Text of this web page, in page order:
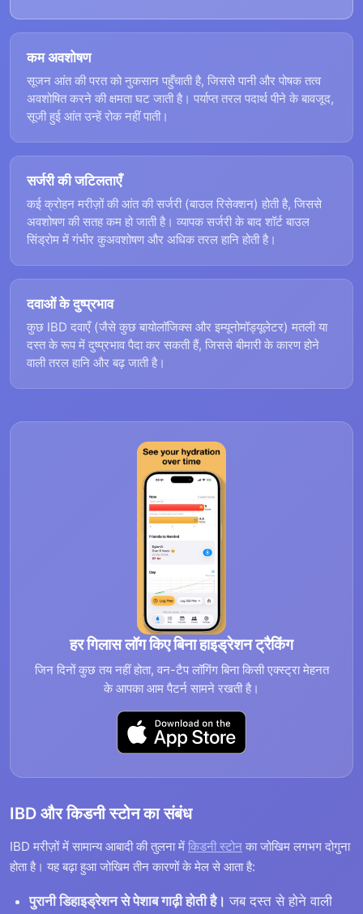
कम अवशोषण
सूजन आंत की परत को नुकसान पहुँचाती है, जिससे पानी और पोषक तत्व
अवशोषित करने की क्षमता घट जाती है। पर्याप्त तरल पदार्थ पीने के बावजूद,
सूजी हुई आंत उन्हें रोक नहीं पाती।
सर्जरी की जटिलताएँ
कई क्रोहन मरीज़ों की आंत की सर्जरी (बाउल रिसेक्शन) होती है, जिससे
अवशोषण की सतह कम हो जाती है। व्यापक सर्जरी के बाद शॉर्ट बाउल
सिंड्रोम में गंभीर कुअवशोषण और अधिक तरल हानि होती है।
दवाओं के दुष्प्रभाव
कुछ IBD दवाएँ (जैसे कुछ बायोलॉजिक्स और इम्यूनोमॉड्यूलेटर) मतली या
दस्त के रूप में दुष्प्रभाव पैदा कर सकती हैं, जिससे बीमारी के कारण होने
वाली तरल हानि और बढ़ जाती है।
हर गिलास लॉग किए बिना हाइड्रेशन ट्रैकिंग
जिन दिनों कुछ तय नहीं होता, वन-टैप लॉगिंग बिना किसी एक्स्ट्रा मेहनत
के आपका आम पैटर्न सामने रखती है।
IBD और किडनी स्टोन का संबंध
IBD मरीज़ों में सामान्य आबादी की तुलना में किडनी स्टोन का जोखिम लगभग दोगुना
होता है। यह बढ़ा हुआ जोखिम तीन कारणों के मेल से आता है:
पुरानी डिहाइड्रेशन से पेशाब गाढ़ी होती है। जब दस्त से होने वाली